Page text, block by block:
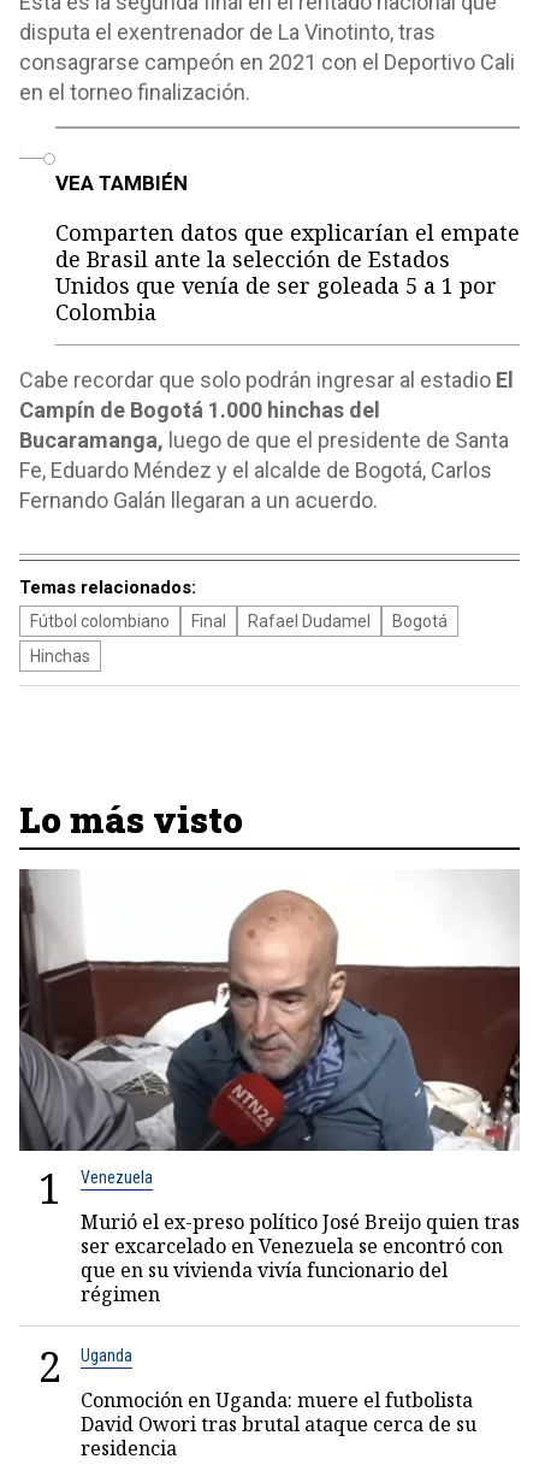
disputa el exentrenador de La Vinotinto, tras
consagrarse campeón en 2021 con el Deportivo Cali
en el torneo finalización.
VEA TAMBIÉN
Comparten datos que explicarían el empate
de Brasil ante la selección de Estados
Unidos que venía de ser goleada 5 a 1 por
Colombia
Cabe recordar que solo podrán ingresar al estadio El
Campín de Bogotá 1.000 hinchas del
Bucaramanga, luego de que el presidente de Santa
Fe, Eduardo Méndez y el alcalde de Bogotá, Carlos
Fernando Galán llegaran a un acuerdo.
Temas relacionados:
Fútbol colombiano Final Rafael Dudamel
Bogotá
Hinchas
Lo más visto
1 Venezuela
Murió el ex-preso político José Breijo quien tras
ser excarcelado en Venezuela se encontró con
que en su vivienda vivía funcionario del
régimen
2 Uganda
Conmoción en Uganda: muere el futbolista
David Owori tras brutal ataque cerca de su
residencia